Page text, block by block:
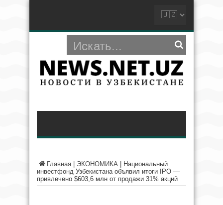
Главная ЭКОНОМИКА
Национальный
инвестфонд Узбекистана объявил итоги IPO —
привлечено $603,6 млн от продажи 31% акций